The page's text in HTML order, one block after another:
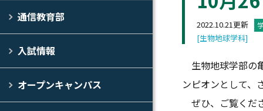
通信教育部
入試情報
オープンキャンパス
2022.10.21更新
[生物地球学科]
生物地球学部の
ンピオンとして、
ぜひ、ご覧くだ